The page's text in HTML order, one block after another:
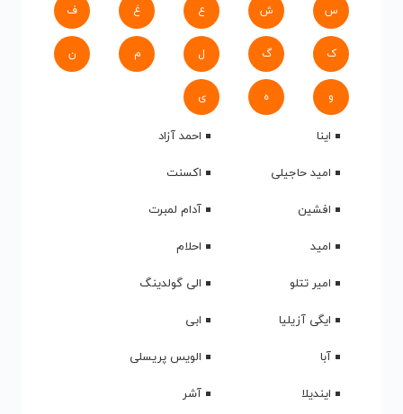
س ش ع غ ف
ک گ ل م ن
و ه ی
اینا
احمد آزاد
امید حاجیلی
اکسنت
افشین
آدام لمبرت
امید
احلام
امیر تتلو
الی گولدینگ
ایگی آزیلیا
ابی
آبا
الویس پریسلی
ایندیلا
آشر